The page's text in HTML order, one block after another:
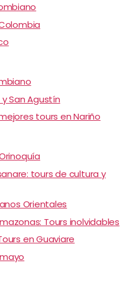
y San Agustín
tours en Nariño
tours de cultura y
Orientales
Tours inolvidables
en Guaviare